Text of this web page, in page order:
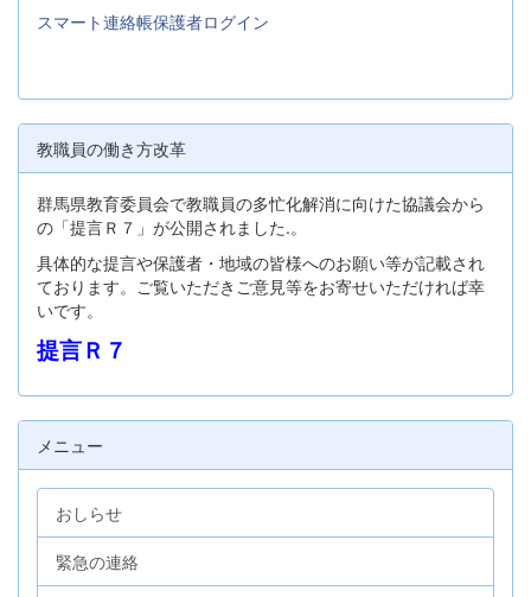
スマート連絡帳保護者ログイン
教職員の働き方改革
群馬県教育委員会で教職員の多忙化解消に向けた協議会から
の「提言Ｒ７」が公開されました.。
具体的な提言や保護者・地域の皆様へのお願い等が記載され
ております。ご覧いただきご意見等をお寄せいただければ幸
いです。
提言Ｒ７
メニュー
おしらせ
緊急の連絡